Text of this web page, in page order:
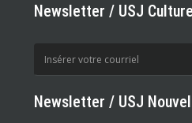
Newsletter / USJ Culture
Newsletter / USJ